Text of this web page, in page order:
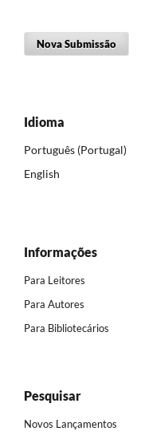
Nova Submissão
Idioma
Português (Portugal)
English
Informações
Para Leitores
Para Autores
Para Bibliotecários
Pesquisar
Novos Lançamentos